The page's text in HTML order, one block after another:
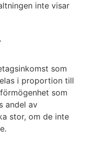
inte visar
som
i proportion till
som
andel av
stor, om de inte